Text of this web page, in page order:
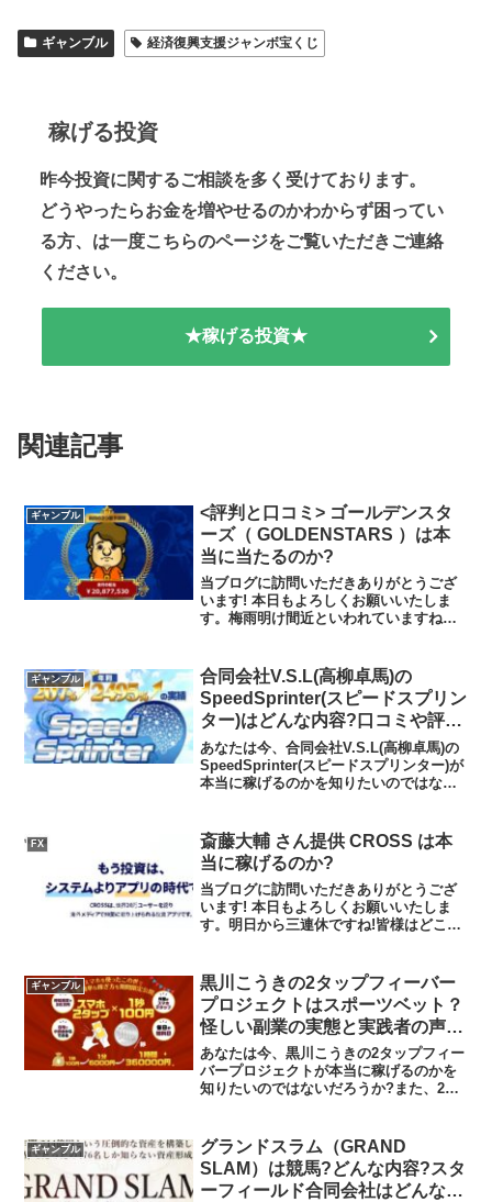
ギャンブル 経済復興支援ジャンボ宝くじ
稼げる投資
昨今投資に関するご相談を多く受けております。
どうやったらお金を増やせるのかわからず困ってい
る方、は一度こちらのページをご覧いただきご連絡
ください。
★稼げる投資★
関連記事
ギャンブル
<評判と口コミ> ゴールデンスタ
ーズ（ GOLDENSTARS ）は本
当に当たるのか?
当ブログに訪問いただきありがとうござ
います! 本日もよろしくお願いいたしま
す。梅雨明け間近といわれていますね。
ンスターズ （ GOLDENSTARS ） につ
いて考えて...
ギャンブル
合同会社V.S.L(高柳卓馬)の
SpeedSprinter(スピードスプリン
ター)はどんな内容?口コミや評判
を調査しました
あなたは今、合同会社V.S.L(高柳卓馬)の
SpeedSprinter(スピードスプリンター)が
本当に稼げるのかを知りたいのではない
を調べようとしている...
FX
斎藤大輔 さん提供 CROSS は本
当に稼げるのか?
当ブログに訪問いただきありがとうござ
います! 本日もよろしくお願いいたしま
す。明日から三連休ですね!皆様はどこか
日は、斎藤大輔 さん提供 CROSSについ
て考えていき...
ギャンブル
黒川こうきの2タップフィーバー
プロジェクトはスポーツベット？
怪しい副業の実態と実践者の声を
徹底調査！
あなたは今、黒川こうきの2タップフィー
バープロジェクトが本当に稼げるのかを
知りたいのではないだろうか?また、2タ
はないだろうか？答えを言うと、初心者
が大きく稼げる可能性...
ギャンブル
グランドスラム（GRAND
SLAM）は競馬?どんな内容?スタ
ーフィールド合同会社はどんな会